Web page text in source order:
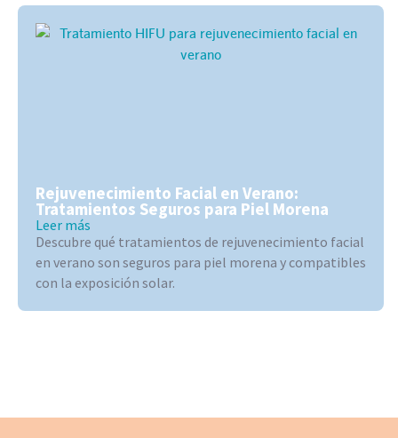
Rejuvenecimiento Facial en Verano:
Tratamientos Seguros para Piel Morena
Leer más
Descubre qué tratamientos de rejuvenecimiento facial
en verano son seguros para piel morena y compatibles
con la exposición solar.